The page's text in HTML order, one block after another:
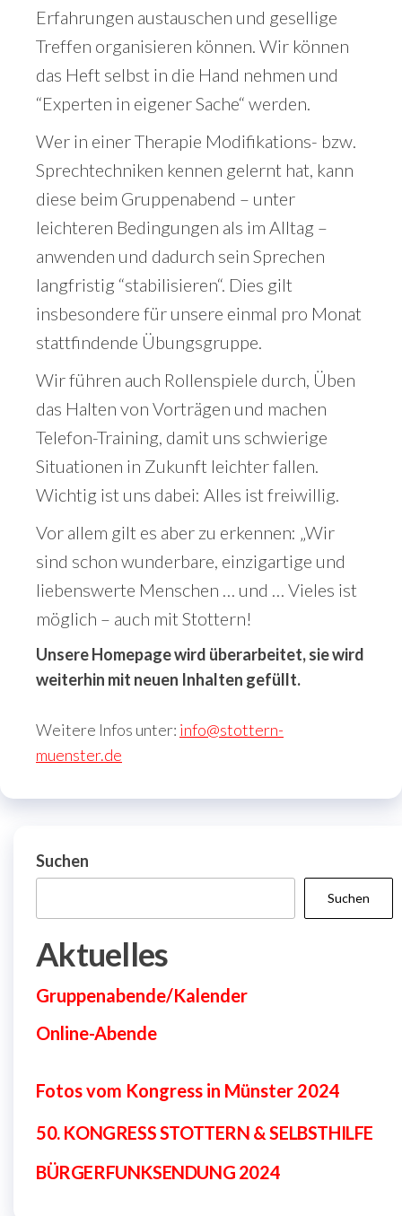
Erfahrungen austauschen und gesellige
Treffen organisieren können. Wir können
das Heft selbst in die Hand nehmen und
“Experten in eigener Sache“ werden.
Wer in einer Therapie Modifikations- bzw.
Sprechtechniken kennen gelernt hat, kann
diese beim Gruppenabend – unter
leichteren Bedingungen als im Alltag –
anwenden und dadurch sein Sprechen
langfristig “stabilisieren“. Dies gilt
insbesondere für unsere einmal pro Monat
stattfindende Übungsgruppe.
Wir führen auch Rollenspiele durch, Üben
das Halten von Vorträgen und machen
Telefon-Training, damit uns schwierige
Situationen in Zukunft leichter fallen.
Wichtig ist uns dabei: Alles ist freiwillig.
Vor allem gilt es aber zu erkennen: „Wir
sind schon wunderbare, einzigartige und
liebenswerte Menschen … und … Vieles ist
möglich – auch mit Stottern!
Unsere Homepage wird überarbeitet, sie wird
weiterhin mit neuen Inhalten gefüllt.
Weitere Infos unter: info@stottern-
muenster.de
Suchen
Suchen
Aktuelles
Gruppenabende/Kalender
Online-Abende
Fotos vom Kongress in Münster 2024
50. KONGRESSSTOTTERN & SELBSTHILFE
BÜRGERFUNKSENDUNG 2024